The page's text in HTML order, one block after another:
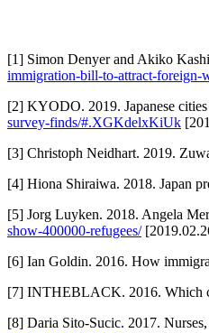
[1] Simon Denyer and Akiko
immigration-bill-to-attract-foreign-
[2] KYODO. 2019. Japanese
survey-finds/#.XGKdelxKiUk
[3] Christoph Neidhart. 2019.
[4] Hiona Shiraiwa. 2018. Japan
[5] Jorg Luyken. 2018. Angela
show-400000-refugees/
[6] Ian Goldin. 2016. How
[7] INTHEBLACK. 2016. Which
[8] Daria Sito-Sucic. 2017.